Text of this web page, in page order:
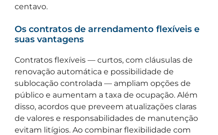
centavo.
Os contratos de arrendamento flexíveis e
suas vantagens
Contratos flexíveis — curtos, com cláusulas de
renovação automática e possibilidade de
sublocação controlada — ampliam opções de
público e aumentam a taxa de ocupação. Além
disso, acordos que preveem atualizações claras
de valores e responsabilidades de manutenção
evitam litígios. Ao combinar flexibilidade com